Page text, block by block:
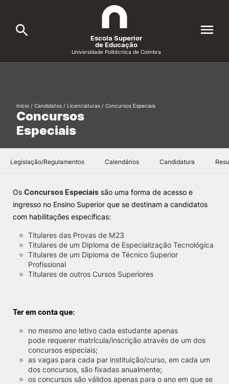
Cursos
Candidatos
Docentes
Investigação e Projetos
Alunos
Knowledge Factory
Candidaturas
Elogio / Sugestão / Reclamação Contactos Denúncias
©2026 Instituto Politécnico de Coimbra. Todos os direitos reservados.
Escola Superior
de Educação
Universidade Politécnica de Coimbra
Formative Offer
Search
Concursos
Especiais
Início / Candidatos / Licenciaturas / Concursos Especiais
Legislação/Regulamentos Calendários Candidatura
Os Concursos Especiais são uma forma de acesso e
ingresso no Ensino Superior que se destinam a candidatos
com habilitações específicas:
Titulares das Provas de M23
Titulares de um Diploma de Especialização Tecnológica
Titulares de um Diploma de Técnico Superior
Profissional
Titulares de outros Cursos Superiores
Ter em conta que:
no mesmo ano letivo cada estudante apenas
pode requerer matrícula/inscrição através de um dos
concursos especiais;
as vagas para cada par instituição/curso, em cada um
dos concursos, são fixadas anualmente;
os concursos são válidos apenas para o ano em que se